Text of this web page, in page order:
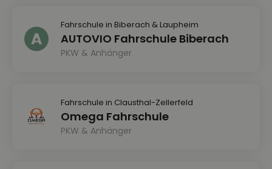
Fahrschule in Biberach & Laupheim
AUTOVIO Fahrschule Biberach
PKW & Anhänger
Fahrschule in Clausthal-Zellerfeld
Omega Fahrschule
PKW & Anhänger